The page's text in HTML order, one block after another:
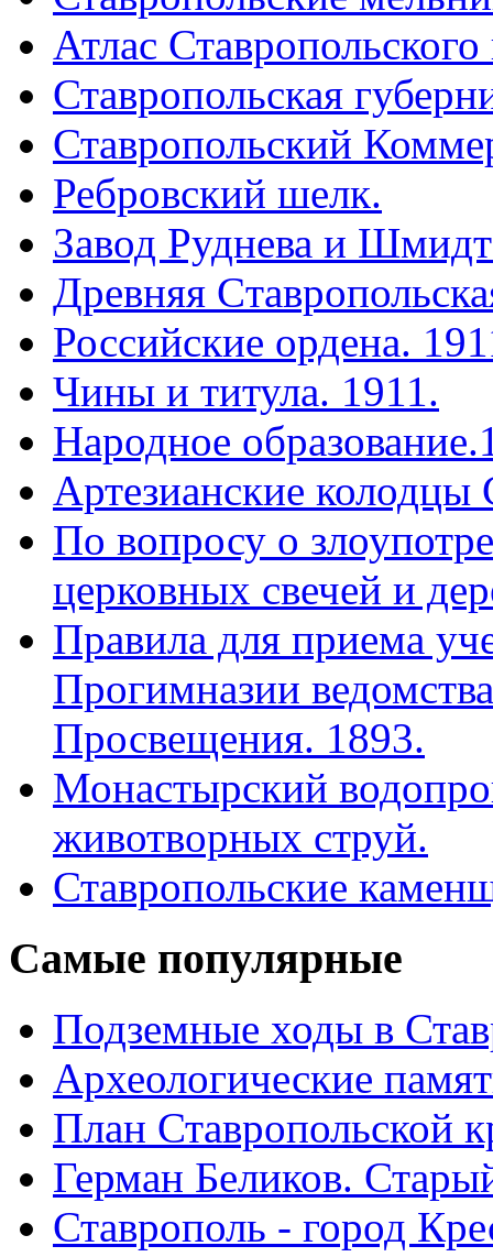
Атлас
Ставропольская
Ставропольский
Ребровский шелк.
Завод Руднева и
Древняя
Российские ордена.
Чины и титула. 1911.
Народное
Артезианские колодцы
По вопросу о
церковных свечей и
Правила для приема
Прогимназии
Просвещения. 1893.
Монастырский
животворных струй.
Ставропольские
Самые популярные
Подземные ходы в
Археологические
План Ставропольской
Герман Беликов.
Ставрополь - город